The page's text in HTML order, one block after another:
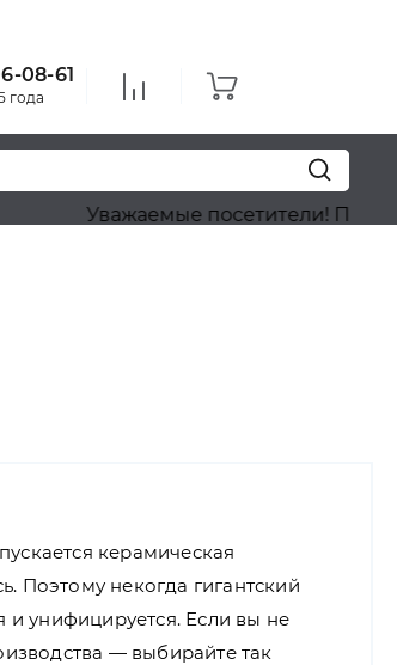
08-61
года
посетители! Приносим наши
керамическая
Поэтому некогда гигантский
унифицируется. Если вы не
— выбирайте так